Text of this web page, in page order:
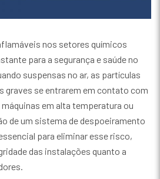
nos setores químicos
para a segurança e saúde no
suspensas no ar, as partículas
graves se entrarem em contato com
em alta temperatura ou
de um sistema de despoeiramento
para eliminar esse risco,
das instalações quanto a